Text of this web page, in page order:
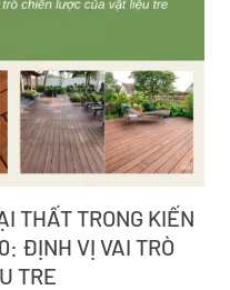
THẤT TRONG KIẾN
ĐỊNH VỊ VAI TRÒ
TRE